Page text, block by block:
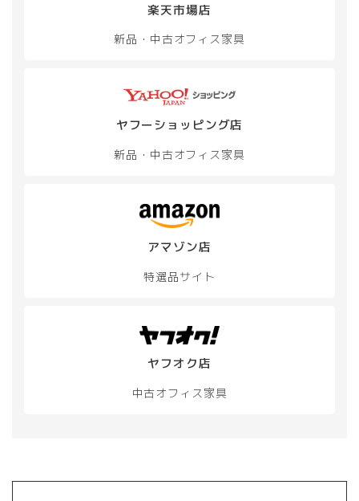
楽天市場店
新品・中古オフィス家具
ヤフーショッピング店
新品・中古オフィス家具
アマゾン店
特選品サイト
ヤフオク店
中古オフィス家具